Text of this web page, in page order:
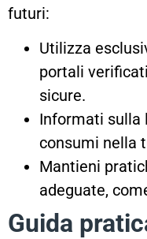
futuri:
Utilizza
portali
sicure.
Informati sulla
consumi nella
Mantieni
adeguate,
Guida